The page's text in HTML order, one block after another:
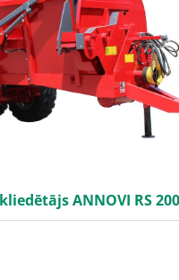
ANNOVI RS